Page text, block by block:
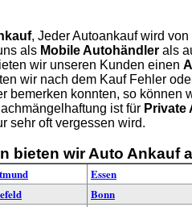
, Jeder Autoankauf wird
als Mobile Autohändler als
wir unseren Kunden einen
wir nach dem Kauf Fehler
bemerken konnten, so können
ist für Private
sehr oft vergessen wird.
bieten wir Auto Ankauf
Essen
Bonn